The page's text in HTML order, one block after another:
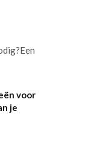
voor
je